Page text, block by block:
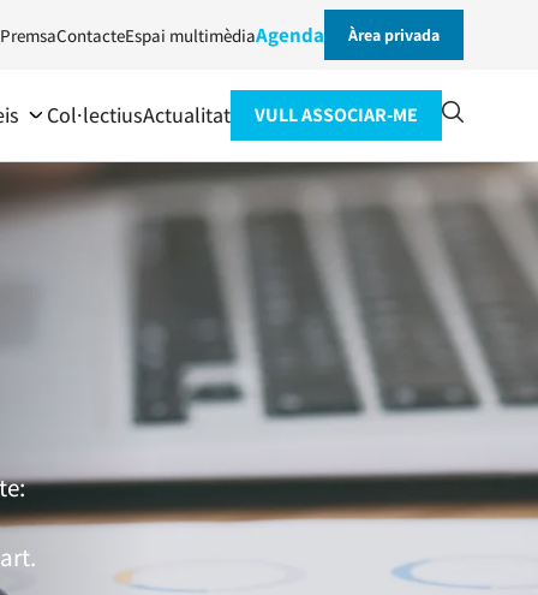
PremsaContacteEspai multimèdiaAgenda Àrea privada
Col·lectiusActualitat VULL ASSOCIAR-ME